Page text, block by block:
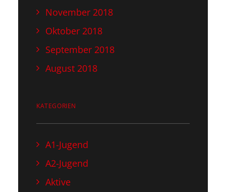
November 2018
Oktober 2018
September 2018
August 2018
KATEGORIEN
A1-Jugend
A2-Jugend
Aktive